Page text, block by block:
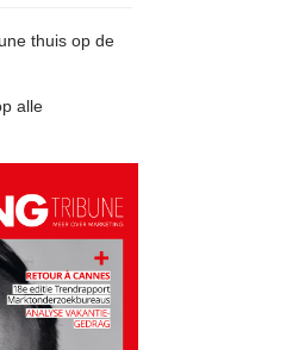
thuis op de
alle